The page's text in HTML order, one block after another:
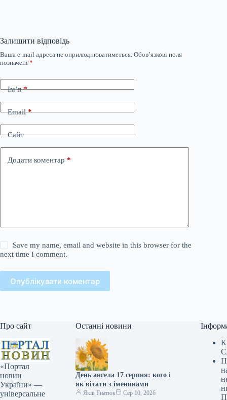
Залишити відповідь
Ваша e-mail адреса не оприлюднюватиметься. Обов’язкові поля
позначені *
Ім’я*
Email*
Сайт
Додати коментар *
Save my name, email and website in this browser for the
next time I comment.
Опублікувати коментар
Про сайт
«Портал
новин
України» —
універсальне
Останні новини
День ангела 17 серпня: кого і
як вітати з іменинами
Яків Гнатюк
Сер 10, 2026